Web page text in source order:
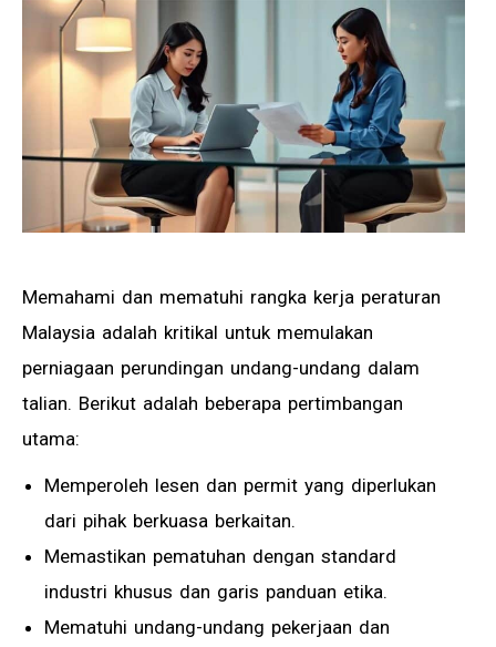
Memahami dan mematuhi rangka kerja peraturan
Malaysia adalah kritikal untuk memulakan
perniagaan perundingan undang-undang dalam
talian. Berikut adalah beberapa pertimbangan
utama:
Memperoleh lesen dan permit yang diperlukan
dari pihak berkuasa berkaitan.
Memastikan pematuhan dengan standard
industri khusus dan garis panduan etika.
Mematuhi undang-undang pekerjaan dan